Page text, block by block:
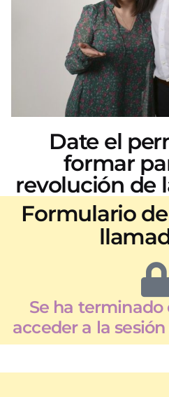
Date el
formar
revolución de
Formulario
Se ha
acceder a la